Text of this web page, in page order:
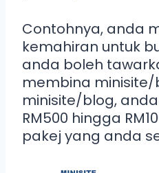
Contohnya, anda
kemahiran untuk
anda boleh
membina minisite/
minisite/blog,
RM500 hingga
pakej yang anda